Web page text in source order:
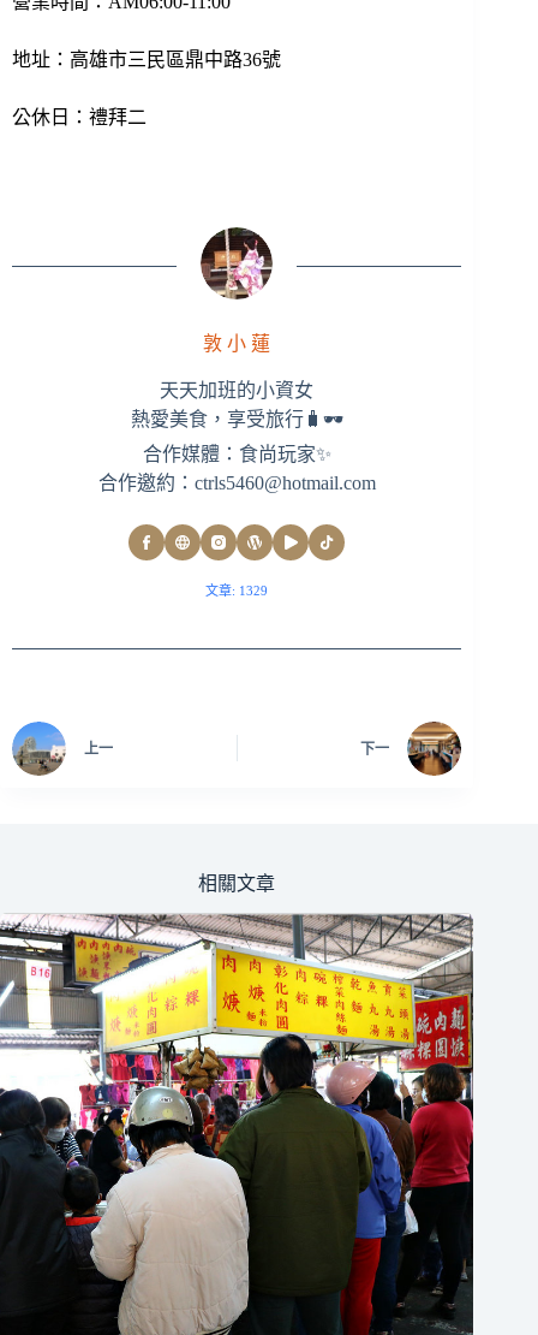
地址：高雄市三民區鼎中路36號
公休日：禮拜二
敦 小 蓮
天天加班的小資女
熱愛美食，享受旅行🧳🕶
合作媒體：食尚玩家✨
合作邀約： ctrls5460@hotmail.com
文章: 1329
上一 下一
相關文章